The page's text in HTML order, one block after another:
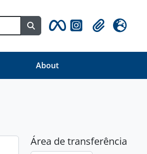
Busque na página de
Clipboard
Idioma
About
Área de transferência